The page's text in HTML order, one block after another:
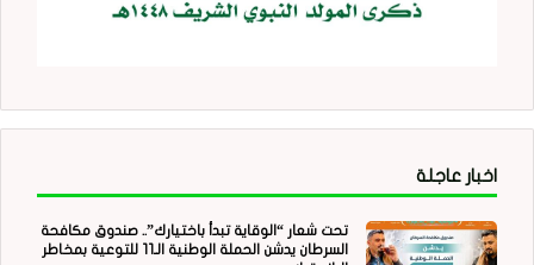
اخبار عاجلة
تحت شعار “الوقاية تبدأ باختيارك”.. صندوق مكافحة
السرطان يدشن الحملة الوطنية الـ11 للتوعية بمخاطر